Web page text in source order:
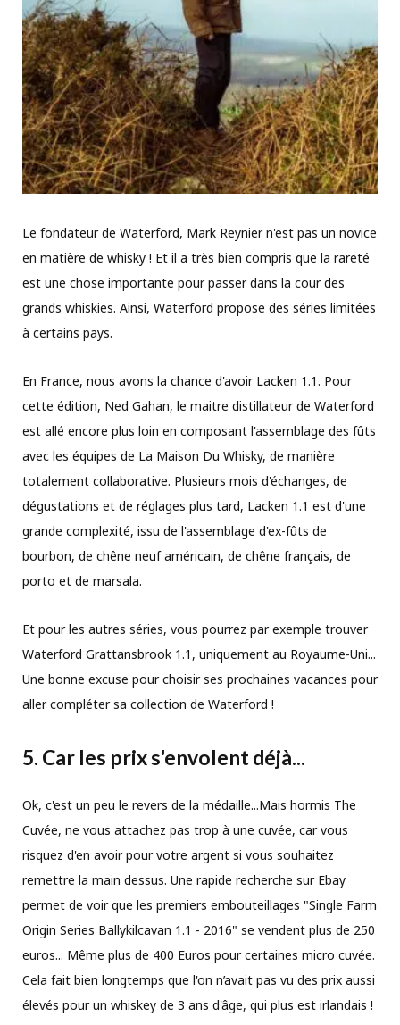
Le fondateur de Waterford, Mark Reynier n'est pas un novice
en matière de whisky ! Et il a très bien compris que la rareté
est une chose importante pour passer dans la cour des
grands whiskies. Ainsi, Waterford propose des séries limitées
à certains pays.
En France, nous avons la chance d'avoir Lacken 1.1. Pour
cette édition, Ned Gahan, le maitre distillateur de Waterford
est allé encore plus loin en composant l'assemblage des fûts
avec les équipes de La Maison Du Whisky, de manière
totalement collaborative. Plusieurs mois d'échanges, de
dégustations et de réglages plus tard, Lacken 1.1 est d'une
grande complexité, issu de l'assemblage d'ex-fûts de
bourbon, de chêne neuf américain, de chêne français, de
porto et de marsala.
Et pour les autres séries, vous pourrez par exemple trouver
Waterford Grattansbrook 1.1, uniquement au Royaume-Uni...
Une bonne excuse pour choisir ses prochaines vacances pour
aller compléter sa collection de Waterford !
5. Car les prix s'envolent déjà...
Ok, c'est un peu le revers de la médaille...Mais hormis The
Cuvée, ne vous attachez pas trop à une cuvée, car vous
risquez d'en avoir pour votre argent si vous souhaitez
remettre la main dessus. Une rapide recherche sur Ebay
permet de voir que les premiers embouteillages "Single Farm
Origin Series Ballykilcavan 1.1 - 2016" se vendent plus de 250
euros... Même plus de 400 Euros pour certaines micro cuvée.
Cela fait bien longtemps que l'on n’avait pas vu des prix aussi
élevés pour un whiskey de 3 ans d'âge, qui plus est irlandais !